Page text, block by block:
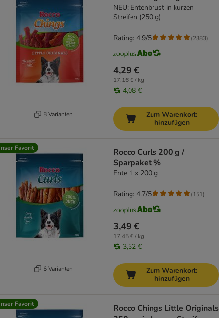
8 Varianten
NEU: Entenbrust in kurzen
Streifen (250 g)
4,29 €
17,16 € / kg
4,08 €
Rating: 4.9/5 (2883)
Zum Warenkorb
hinzufügen
Favorit
6 Varianten
Rocco Curls 200 g /
Sparpaket %
Ente 1 x 200 g
3,49 €
17,45 € / kg
3,32 €
Rating: 4.7/5 (151)
Zum Warenkorb
hinzufügen
Favorit
Rocco Chings Little Originals